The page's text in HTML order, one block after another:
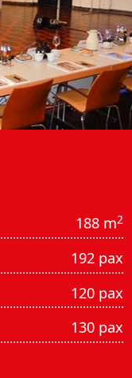
188 m2
192 pax
120 pax
130 pax